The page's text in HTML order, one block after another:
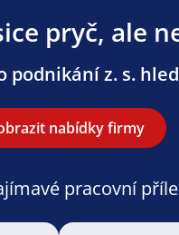
pryč, ale
podnikání z. s.
nabídky firmy
pracovní